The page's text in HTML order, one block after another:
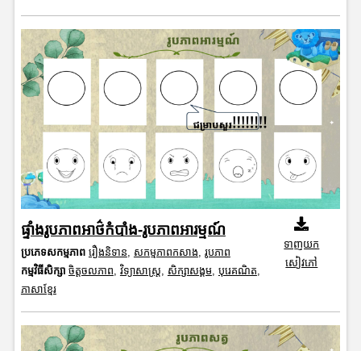
ផ្ទាំងរូបភាពអាថ៌កំបាំង-រូបភាពអារម្មណ៍
ប្រភេទសកម្មភាព រឿងនិទាន សកម្មភាពកសាង រូបភាព
កម្មវិធីសិក្សា ចិត្តចលភាព វិទ្យាសាស្រ្ត សិក្សាសង្គម, បុរេគណិត
ភាសាខ្មែរ
ទាញយក
សៀវភៅ